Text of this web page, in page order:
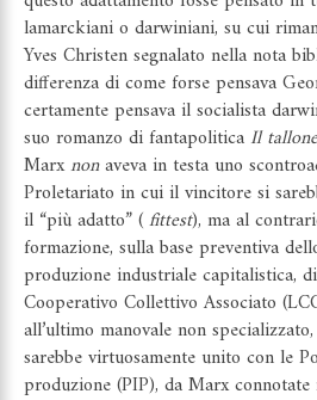
lamarckiani o darwiniani, su cui
Yves Christen segnalato nella nota
differenza di come forse pensava
certamente pensava il socialista
suo romanzo di fantapolitica Il
Marxnonaveva in testa uno
Proletariato in cui il vincitore si
il “più adatto” (fittest), ma al
formazione, sulla base preventiva
produzione industriale capitalistica,
Cooperativo Collettivo Associato
all’ultimo manovale non
sarebbe virtuosamente unito con le
produzione (PIP), da Marx